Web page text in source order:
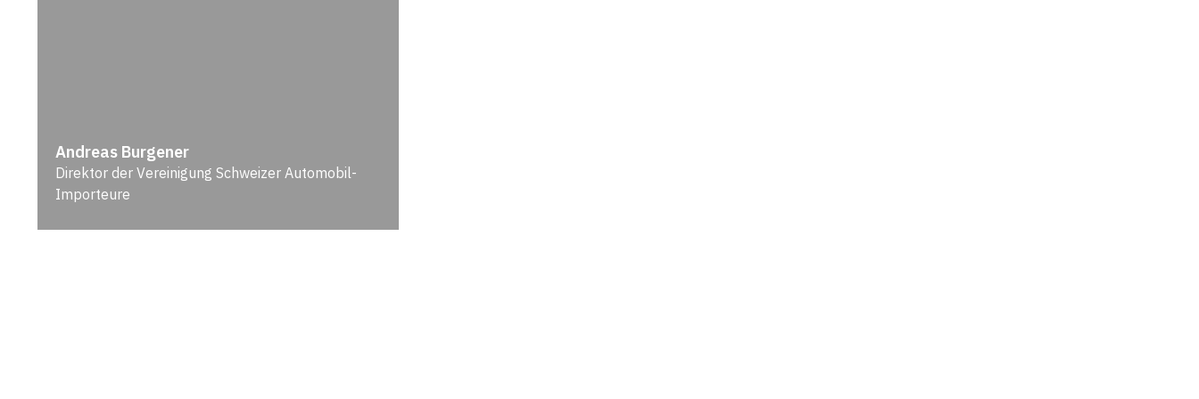
Andreas Burgener
Direktor der Vereinigung Schweizer Automobil-
Importeure